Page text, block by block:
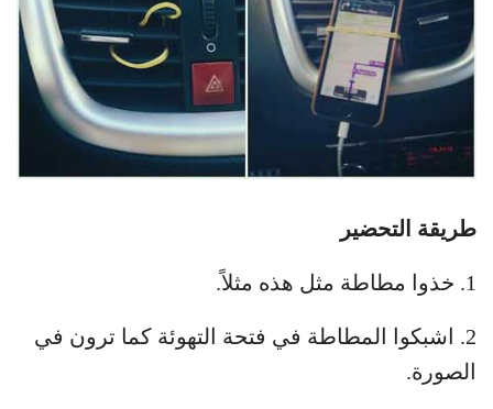
طريقة التحضير
1. خذوا مطاطة مثل هذه مثلاً.
2. اشبكوا المطاطة في فتحة التهوئة كما ترون في
الصورة.